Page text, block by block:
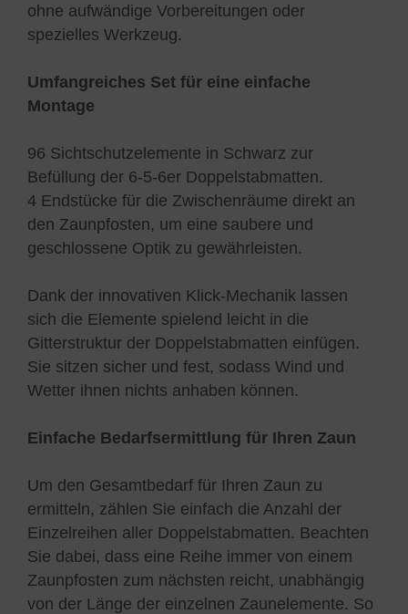
ohne aufwändige Vorbereitungen oder
spezielles Werkzeug.
Umfangreiches Set für eine einfache
Montage
96 Sichtschutzelemente in Schwarz zur
Befüllung der 6-5-6er Doppelstabmatten.
4 Endstücke für die Zwischenräume direkt an
den Zaunpfosten, um eine saubere und
geschlossene Optik zu gewährleisten.
Dank der innovativen Klick-Mechanik lassen
sich die Elemente spielend leicht in die
Gitterstruktur der Doppelstabmatten einfügen.
Sie sitzen sicher und fest, sodass Wind und
Wetter ihnen nichts anhaben können.
Einfache Bedarfsermittlung für Ihren Zaun
Um den Gesamtbedarf für Ihren Zaun zu
ermitteln, zählen Sie einfach die Anzahl der
Einzelreihen aller Doppelstabmatten. Beachten
Sie dabei, dass eine Reihe immer von einem
Zaunpfosten zum nächsten reicht, unabhängig
von der Länge der einzelnen Zaunelemente. So